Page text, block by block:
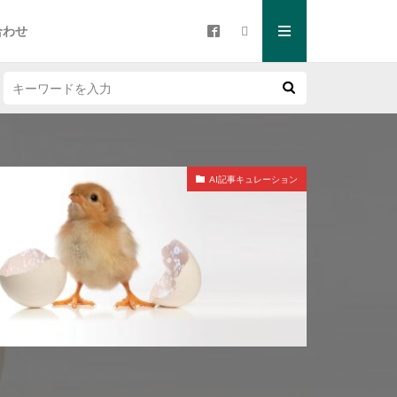
せ
AI記事キュレーション